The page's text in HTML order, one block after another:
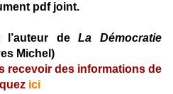
pdf joint.
l’auteur de
La Démocratie
Michel)
recevoir des informations de
ici